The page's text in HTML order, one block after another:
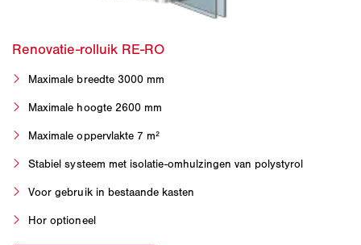
Maximale breedte 3000 mm
Maximale hoogte 2600 mm
Maximale oppervlakte 7 m²
Stabiel systeem met isolatie-omhulzingen van polystyrol
Voor gebruik in bestaande kasten
Hor optioneel